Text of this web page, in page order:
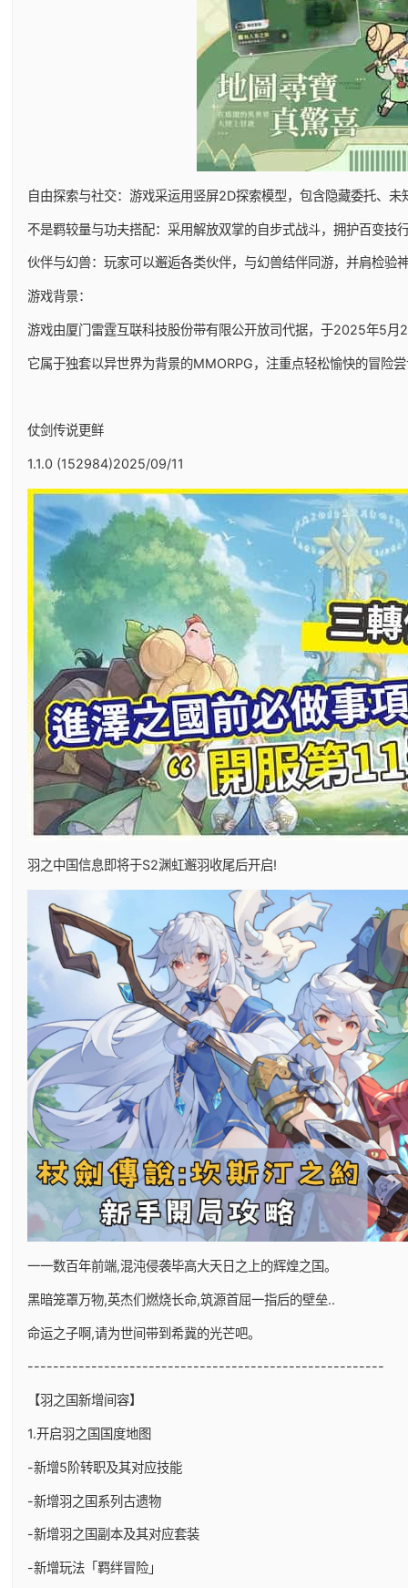
自由探索与社交：游戏采运用竖屏2D探索模型，包含隐藏委托、
不是羁较量与功夫搭配：采用解放双掌的自步式战斗，拥护百变技
伙伴与幻兽：玩家可以邂逅各类伙伴，与幻兽结伴同游，并肩检验
游戏背景：
游戏由厦门雷霆互联科技股份带有限公开放司代据，于2025年5
它属于独套以异世界为背景的MMORPG，注重点轻松愉快的冒险
仗剑传说更鲜
1.1.0 (152984)2025/09/11
羽之中国信息即将于S2渊虹邂羽收尾后开启!
一一数百年前端,混沌侵袭毕高大天日之上的辉煌之国。
黑暗笼罩万物,英杰们燃烧长命,筑源首屈一指后的壁垒..
命运之子啊,请为世间带到希冀的光芒吧。
--------------------------------------------------------
【羽之国新增间容】
1.开启羽之国国度地图
-新增5阶转职及其对应技能
-新增羽之国系列古遗物
-新增羽之国副本及其对应套装
-新增玩法「羁绊冒险」